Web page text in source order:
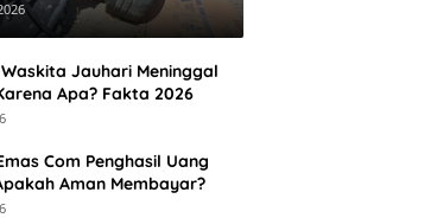
Jauhari Meninggal
Apa? Fakta 2026
Com Penghasil Uang
Aman Membayar?